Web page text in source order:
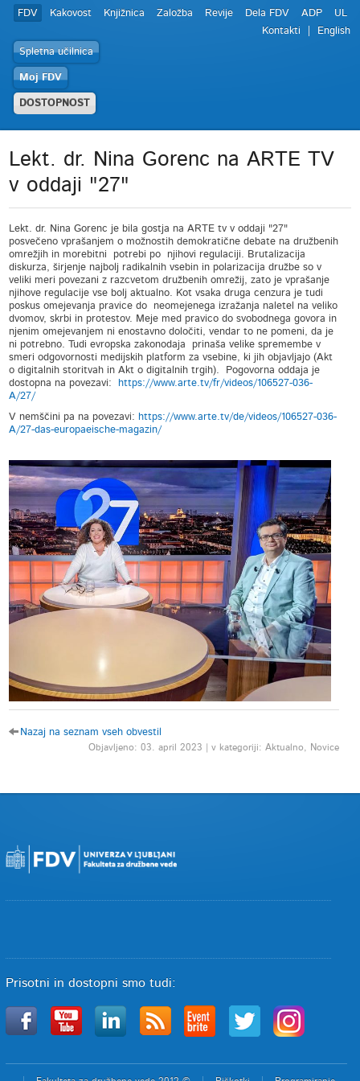
FDV Kakovost Knjižnica Založba Revije Dela FDV ADP
UL
Kontakti
English
Spletna učilnica
Moj FDV
DOSTOPNOST
Lekt. dr. Nina Gorenc na ARTE TV
v oddaji "27"
Lekt. dr. Nina Gorenc je bila gostja na ARTE tv v oddaji "27"
posvečeno vprašanjem o možnostih demokratične debate na družbenih
omrežjih in morebitni potrebi po njihovi regulaciji. Brutalizacija
diskurza, širjenje najbolj radikalnih vsebin in polarizacija družbe so v
veliki meri povezani z razcvetom družbenih omrežij, zato je vprašanje
njihove regulacije vse bolj aktualno. Kot vsaka druga cenzura je tudi
poskus omejevanja pravice do neomejenega izražanja naletel na veliko
dvomov, skrbi in protestov. Meje med pravico do svobodnega govora in
njenim omejevanjem ni enostavno določiti, vendar to ne pomeni, da je
ni potrebno. Tudi evropska zakonodaja prinaša velike spremembe v
smeri odgovornosti medijskih platform za vsebine, ki jih objavljajo (Akt
o digitalnih storitvah in Akt o digitalnih trgih). Pogovorna oddaja je
dostopna na povezavi:
https://www.arte.tv/fr/videos/106527-036-
A/27/
V nemščini pa na povezavi: https://www.arte.tv/de/videos/106527-036-
A/27-das-europaeische-magazin/
Nazaj na seznam vseh obvestil
Objavljeno: 03. april 2023 | v kategoriji: Aktualno, Novice
Prisotni in dostopni smo tudi: